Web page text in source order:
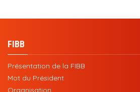
FIBB
Présentation de la FIBB
Mot du Président
Organisation